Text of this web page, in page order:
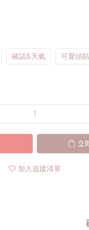
確認&天氣 可愛頭貼
立
加入追蹤清單